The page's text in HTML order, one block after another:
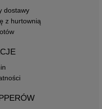
dostawy
z hurtownią